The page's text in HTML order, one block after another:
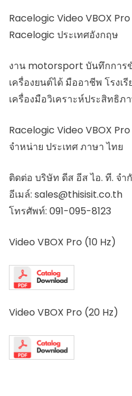
Racelogic Video VBOX
Racelogic ประเทศอังกฤษ
งาน motorsport บันทึกการ
เครื่องยนต์ได้ มืออาชีพ โรง
เครื่องมือวิเคราะห์ประสิทธิภ
Racelogic Video VBOX
จำหน่าย ประเทศ ภาษา ไทย
ติดต่อ บริษัท ดีส อีส ไอ. ที. จำ
อีเมล์: sales@thisisit.co.th
โทรศัพท์: 091-095-8123
Video VBOX Pro (10 Hz)
Video VBOX Pro (20 Hz)